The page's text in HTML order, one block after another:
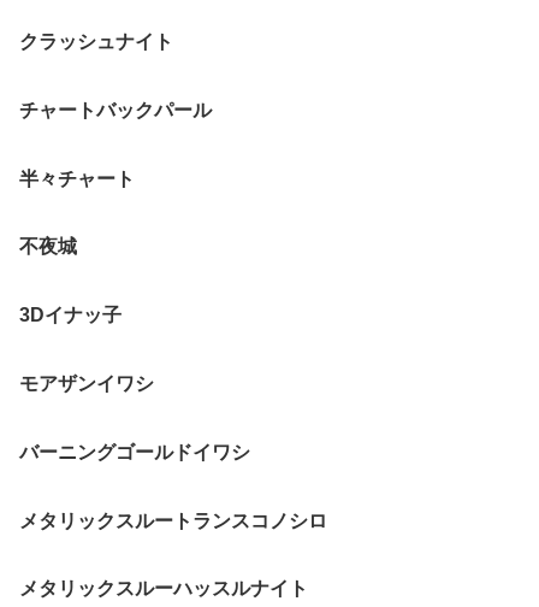
クラッシュナイト
チャートバックパール
半々チャート
不夜城
3Dイナッ子
モアザンイワシ
バーニングゴールドイワシ
メタリックスルートランスコノシロ
メタリックスルーハッスルナイト